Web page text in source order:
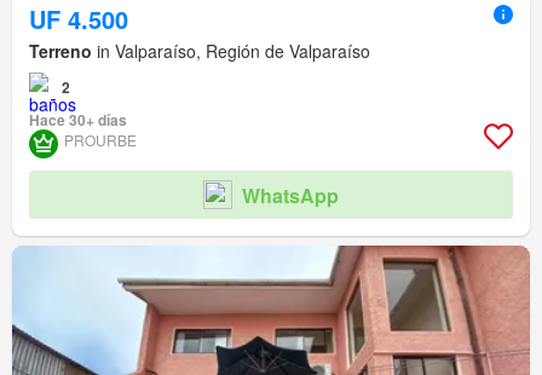
UF 4.500
Terreno in Valparaíso, Región de Valparaíso
2
Hace 30+ días
PROURBE
WhatsApp